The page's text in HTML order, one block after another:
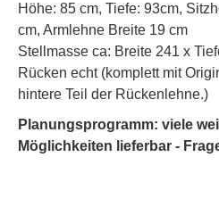
Höhe: 85 cm, Tiefe: 93cm,
cm, Armlehne Breite 19 cm
Stellmasse ca: Breite 241 x
Rücken echt (komplett mit
hintere Teil der Rückenlehne.)
Planungsprogramm: viele
Möglichkeiten lieferbar -